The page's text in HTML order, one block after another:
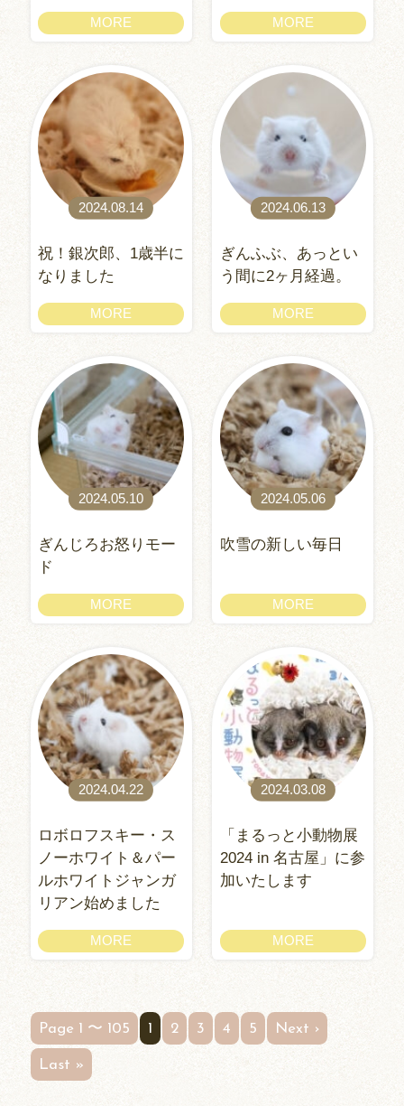
MORE MORE
2024.08.14
祝！銀次郎、1歳半に
なりました
MORE
2024.06.13
ぎんふぶ、あっとい
う間に2ヶ月経過。
MORE
2024.05.10
ぎんじろお怒りモー
ド
MORE
2024.05.06
吹雪の新しい毎日
MORE
2024.04.22
ロボロフスキー・ス
ノーホワイト＆パー
ルホワイトジャンガ
リアン始めました
MORE
2024.03.08
「まるっと小動物展
2024 in 名古屋」に参
加いたします
MORE
Page 1 〜 105 1 2 3 4 5 Next ›
Last »